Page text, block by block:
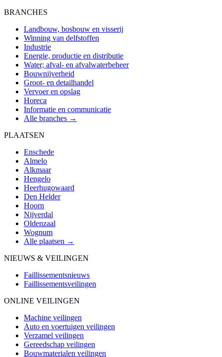
BRANCHES
Landbouw, bosbouw en visserij
Winning van delfstoffen
Industrie
Energie, productie en distributie
Water; afval- en afvalwaterbeheer
Bouwnijverheid
Groot- en detailhandel
Vervoer en opslag
Horeca
Informatie en communicatie
Alle branches →
PLAATSEN
Enschede
Almelo
Alkmaar
Hengelo
Heerhugowaard
Den Helder
Hoorn
Nijverdal
Oldenzaal
Wognum
Alle plaatsen →
NIEUWS & VEILINGEN
Faillissementsnieuws
Faillissementsveilingen
ONLINE VEILINGEN
Machine veilingen
Auto en voertuigen veilingen
Verzamel veilingen
Gereedschap veilingen
Bouwmaterialen veilingen